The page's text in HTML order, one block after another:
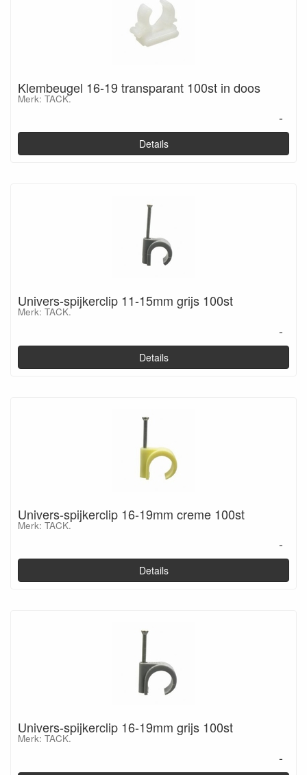
Klembeugel 16-19 transparant 100st in doos
Merk: TACK.
-
Details
Univers-spijkerclip 11-15mm grijs 100st
Merk: TACK.
-
Details
Univers-spijkerclip 16-19mm creme 100st
Merk: TACK.
-
Details
Univers-spijkerclip 16-19mm grijs 100st
Merk: TACK.
-